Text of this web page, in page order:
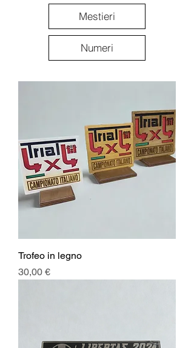
Mestieri
Numeri
Trofeo in legno
Prezzo
30,00 €